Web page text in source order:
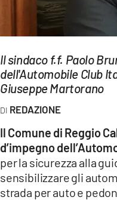
Streaming
LAC NETWORK
LAC ONAIR
Network
LACPLAY.IT
LACTV.IT
Il sindaco f.f. Paolo
dell'Automobile Club
Giuseppe Martorano
REDAZIONE
Il Comune di Reggio
d’impegno
per la sicurezza alla
sensibilizzare gli
strada per auto e